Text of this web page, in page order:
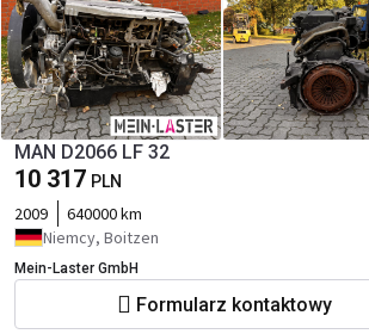
MAN D2066 LF 32
10 317 PLN
2009
640000 km
Niemcy, Boitzen
Mein-Laster GmbH
Formularz kontaktowy